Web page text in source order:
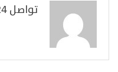
تواصل 24